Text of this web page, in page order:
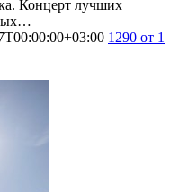
Концерт лучших
1290 от 1